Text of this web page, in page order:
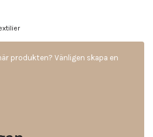
produkten? Vänligen skapa en